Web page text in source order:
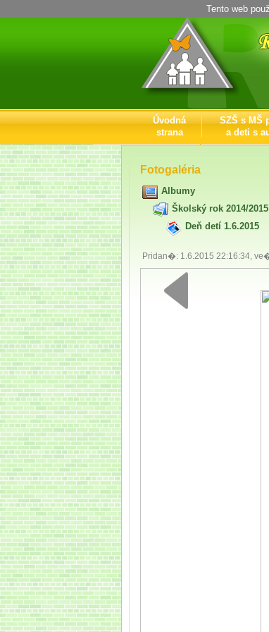
Úvodná
strana
SZŠ s MŠ
a deti s
informácie
Fotogaléria
Albumy
Školský rok 2014/2015
Deň detí 1.6.2015
Pridan�: 1.6.2015 22:16:34,
Tento web